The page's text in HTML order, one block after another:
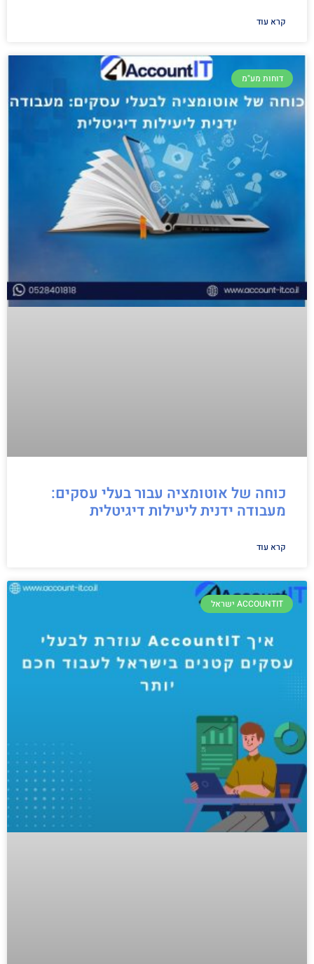
קרא עוד
דוחות מע"מ
כוחה של אוטומציה עבור בעלי עסקים:
מעבודה ידנית ליעילות דיגיטלית
קרא עוד
ACCOUNTIT ישראל